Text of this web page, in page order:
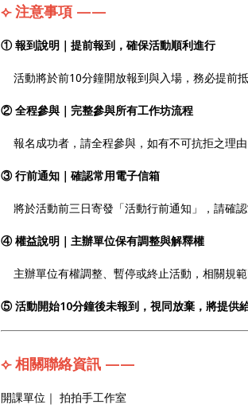
⟣ 注意事項 ——
① 報到說明｜提前報到，確保活動順利進行
活動將於前10分鐘開放報到與入場，務必提前抵
② 全程參與｜完整參與所有工作坊流程
報名成功者，請全程參與，如有不可抗拒之理由
③ 行前通知｜確認常用電子信箱
將於活動前三日寄發「活動行前通知」，請確認
④ 權益說明｜主辦單位保有調整與解釋權
主辦單位有權調整、暫停或終止活動，相關規範
⑤ 活動開始10分鐘後未報到，視同放棄，將提供給
⟣ 相關聯絡資訊 ——
開課單位｜ 拍拍手工作室